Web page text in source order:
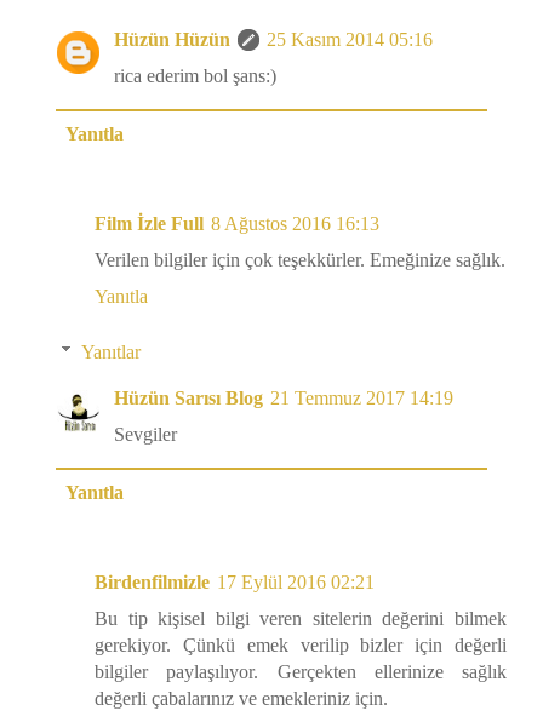
Hüzün Hüzün
25 Kasım 2014 05:16
rica ederim bol şans:)
Yanıtla
Film İzle Full 8 Ağustos 2016 16:13
Verilen bilgiler için çok teşekkürler. Emeğinize sağlık.
Yanıtla
Yanıtlar
Hüzün Sarısı Blog 21 Temmuz 2017 14:19
Sevgiler
Yanıtla
Birdenfilmizle 17 Eylül 2016 02:21
Bu tip kişisel bilgi veren sitelerin değerini bilmek
gerekiyor. Çünkü emek verilip bizler için değerli
bilgiler paylaşılıyor. Gerçekten ellerinize sağlık
değerli çabalarınız ve emekleriniz için.